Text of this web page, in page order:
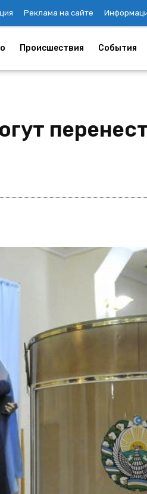
Реклама на сайте
Происшествия События